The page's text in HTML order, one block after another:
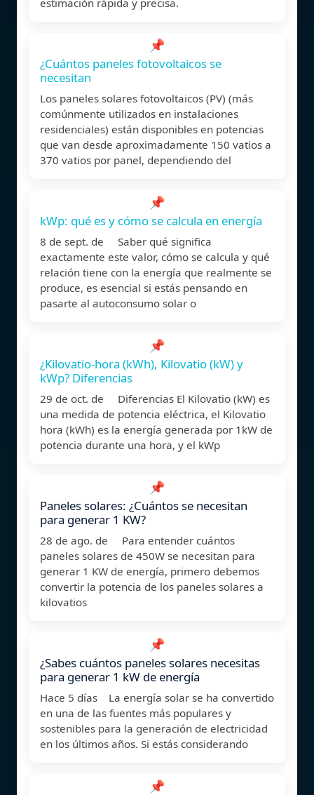
📌
¿Cuántos paneles fotovoltaicos se
necesitan
Los paneles solares fotovoltaicos (PV) (más
comúnmente utilizados en instalaciones
residenciales) están disponibles en potencias
que van desde aproximadamente 150 vatios a
370 vatios por panel, dependiendo del
📌
kWp: qué es y cómo se calcula en energía
8 de sept. de Saber qué significa
exactamente este valor, cómo se calcula y qué
relación tiene con la energía que realmente se
produce, es esencial si estás pensando en
pasarte al autoconsumo solar o
📌
¿Kilovatio-hora (kWh), Kilovatio (kW) y
kWp? Diferencias
29 de oct. de Diferencias El Kilovatio (kW) es
una medida de potencia eléctrica, el Kilovatio
hora (kWh) es la energía generada por 1kW de
potencia durante una hora, y el kWp
📌
Paneles solares: ¿Cuántos se necesitan
para generar 1 KW?
28 de ago. de Para entender cuántos
paneles solares de 450W se necesitan para
generar 1 KW de energía, primero debemos
convertir la potencia de los paneles solares a
kilovatios
📌
¿Sabes cuántos paneles solares necesitas
para generar 1 kW de energía
Hace 5 días La energía solar se ha convertido
en una de las fuentes más populares y
sostenibles para la generación de electricidad
en los últimos años. Si estás considerando
📌